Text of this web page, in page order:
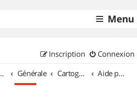
Menu
Connexion
Inscription
Générale Cartographie et GPS Aide pour l'achat d'un GPS